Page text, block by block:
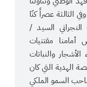
الثالثة عصراً كنّا
السيد /
مقتنيات
والنباتات
الهدية التي كان
السمو الملكي